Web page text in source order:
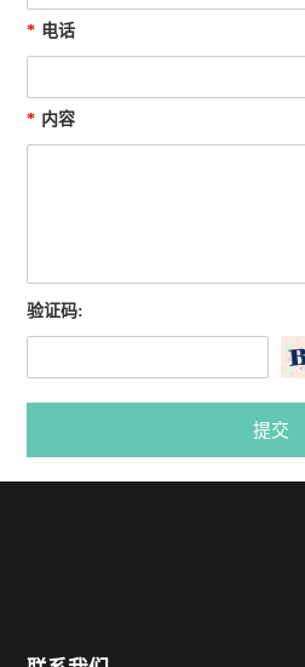
* 电话
* 内容
验证码:
提交